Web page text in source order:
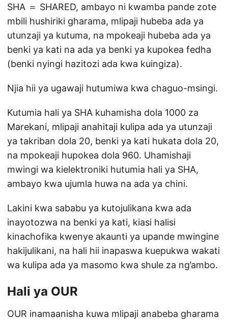
SHA ＝ SHARED, ambayo ni kwamba pande zote
mbili hushiriki gharama, mlipaji hubeba ada ya
utunzaji ya kutuma, na mpokeaji hubeba ada ya
benki ya kati na ada ya benki ya kupokea fedha
(benki nyingi hazitozi ada kwa kuingiza).
Njia hii ya ugawaji hutumiwa kwa chaguo-msingi.
Kutumia hali ya SHA kuhamisha dola 1000 za
Marekani, mlipaji anahitaji kulipa ada ya utunzaji
ya takriban dola 20, benki ya kati hukata dola 20,
na mpokeaji hupokea dola 960. Uhamishaji
mwingi wa kielektroniki hutumia hali ya SHA,
ambayo kwa ujumla huwa na ada ya chini.
Lakini kwa sababu ya kutojulikana kwa ada
inayotozwa na benki ya kati, kiasi halisi
kinachofika kwenye akaunti ya upande mwingine
hakijulikani, na hali hii inapaswa kuepukwa wakati
wa kulipa ada ya masomo kwa shule za ng’ambo.
Hali ya OUR
OUR inamaanisha kuwa mlipaji anabeba gharama